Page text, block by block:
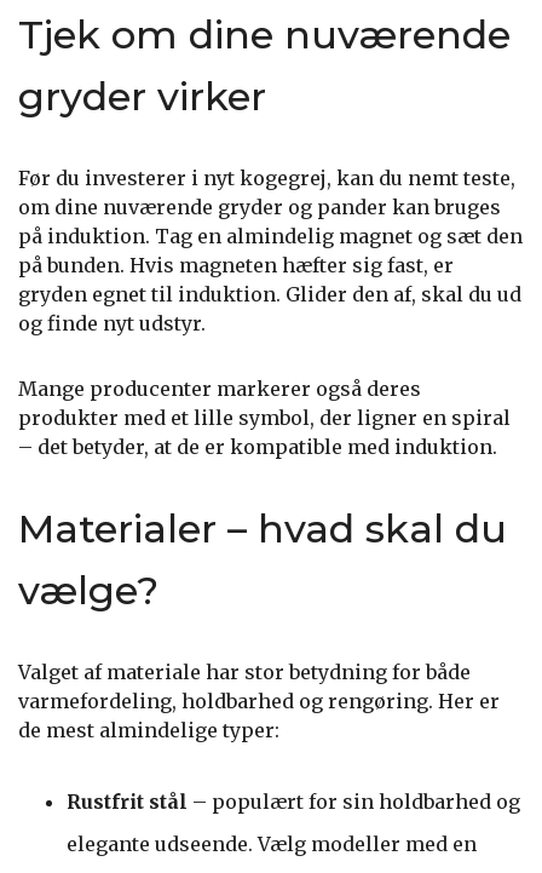
Tjek om dine nuværende
gryder virker
Før du investerer i nyt kogegrej, kan du nemt teste,
om dine nuværende gryder og pander kan bruges
på induktion. Tag en almindelig magnet og sæt den
på bunden. Hvis magneten hæfter sig fast, er
gryden egnet til induktion. Glider den af, skal du ud
og finde nyt udstyr.
Mange producenter markerer også deres
produkter med et lille symbol, der ligner en spiral
– det betyder, at de er kompatible med induktion.
Materialer – hvad skal du
vælge?
Valget af materiale har stor betydning for både
varmefordeling, holdbarhed og rengøring. Her er
de mest almindelige typer:
Rustfrit stål – populært for sin holdbarhed og
elegante udseende. Vælg modeller med en